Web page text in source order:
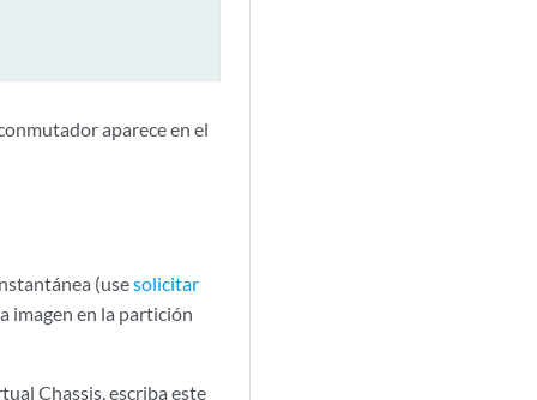
aparece en el
(usesolicitar
imagen en la partición
Chassis, escriba este